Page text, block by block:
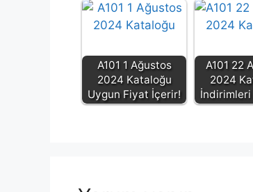
A101 1 Ağustos
2024 Kataloğu
Uygun Fiyat İçerir!
A101 22
2024
İndirimleri